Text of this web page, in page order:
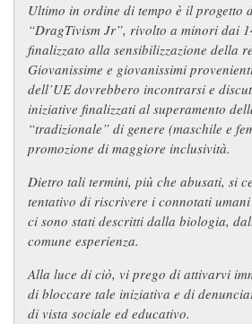
Ultimo in ordine di tempo è il progetto
“DragTivism Jr”, rivolto a minori dai
finalizzato alla sensibilizzazione della
Giovanissime e giovanissimi
dell’UE dovrebbero incontrarsi e
iniziative finalizzati al superamento
“tradizionale” di genere (maschile e
promozione di maggiore inclusività.
Dietro tali termini, più che abusati, si
tentativo di riscrivere i connotati umani
ci sono stati descritti dalla biologia,
comune esperienza.
Alla luce di ciò, vi prego di attivarvi
di bloccare tale iniziativa e di
di vista sociale ed educativo.